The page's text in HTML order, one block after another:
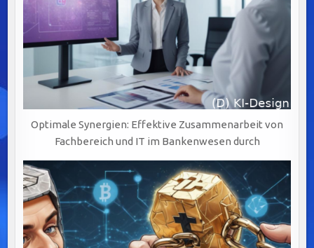
Optimale Synergien: Effektive Zusammenarbeit von
Fachbereich und IT im Bankenwesen durch